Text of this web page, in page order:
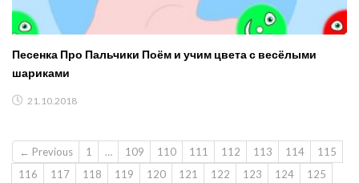
Песенка Про Пальчики Поём и учим цвета с весёлыми
шариками
21.10.2018
← Previous 1 … 109 110 111 112 113 114
115
116
117 118 119 120 121 122 123 124
125